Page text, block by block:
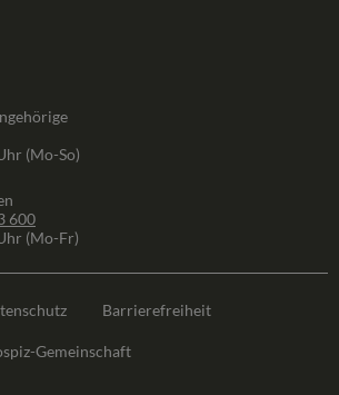
(Mo-So)
600
(Mo-Fr)
Barrierefreiheit
Gemeinschaft